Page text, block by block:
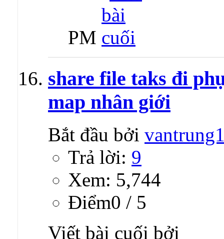
PM
share file taks đi
map nhân giới
Bắt đầu bởi
Trả lời: 9
Xem: 5,744
Ðiểm0 / 5
Viết bài cuối bởi